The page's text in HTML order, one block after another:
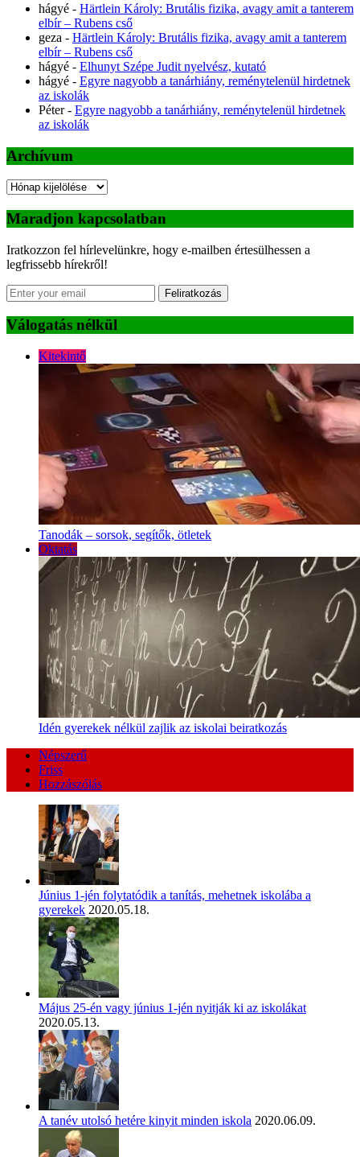
hágyé - Härtlein Károly: Brutális fizika, avagy amit a tanterem
elbír – Rubens cső
geza - Härtlein Károly: Brutális fizika, avagy amit a tanterem
elbír – Rubens cső
hágyé - Elhunyt Szépe Judit nyelvész, kutató
hágyé - Egyre nagyobb a tanárhiány, reménytelenül hirdetnek
az iskolák
Péter- Egyre nagyobb a tanárhiány, reménytelenül hirdetnek
az iskolák
Archívum
Archívum
Maradjon kapcsolatban
Iratkozzon fel hírlevelünkre, hogy e-mailben értesülhessen a
legfrissebb hírekről!
Feliratkozás
Válogatás nélkül
Kitekintő
Tanodák – sorsok, segítők, ötletek
Oktatás
Idén gyerekek nélkül zajlik az iskolai beiratkozás
Népszerű
Friss
Hozzászólás
Június 1-jén folytatódik a tanítás, mehetnek iskolába a
gyerekek 2020.05.18.
Május 25-én vagy június 1-jén nyitják ki az iskolákat
2020.05.13.
A tanév utolsó hetére kinyit minden iskola 2020.06.09.